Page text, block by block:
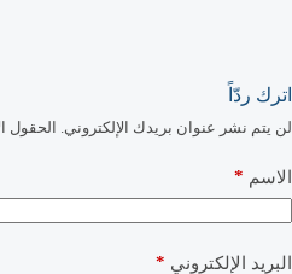
اترك ردّاً
لن يتم نشر عنوان بريدك الإلكتروني. الحقول
الاسم *
البريد الإلكتروني *